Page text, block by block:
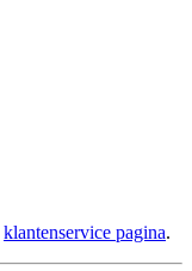
klantenservice pagina.